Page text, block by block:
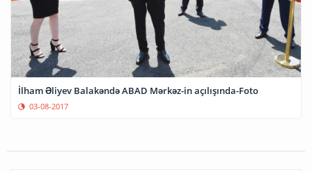
İlham Əliyev Balakəndə ABAD Mərkəz-in açılışında-Foto
03-08-2017